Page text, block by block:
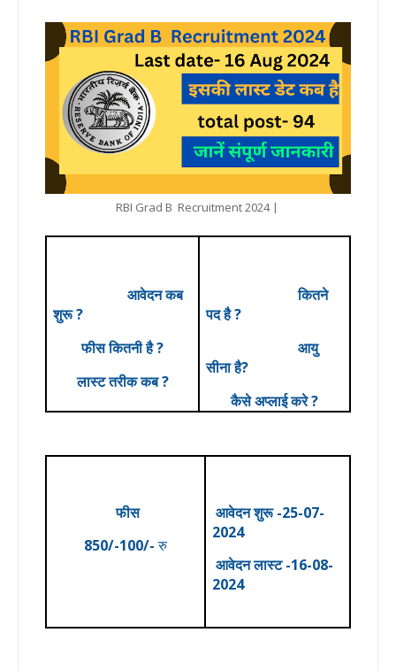
RBI Grad B Recruitment 2024 |
आवेदन कब
शुरू ?
फीस कितनी है ?
लास्ट तरीक कब ?
कितने
पद है ?
आयु
सीना है?
कैसे अप्लाई करे ?
फीस
850/-100/- रु
आवेदनशुरू -25-07-
2024
आवेदनलास्ट -16-08-
2024